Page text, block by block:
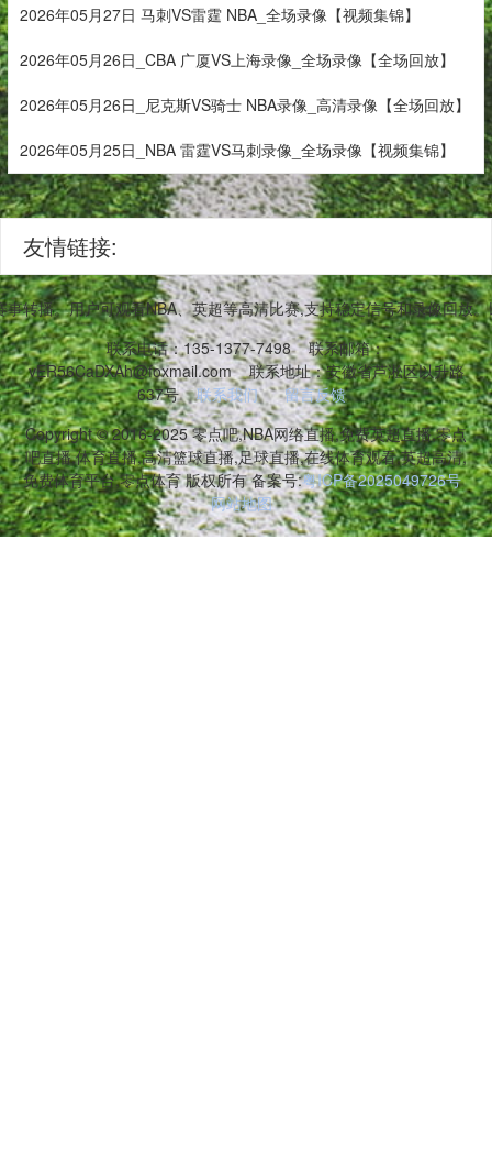
2026年05月27日 马刺VS雷霆 NBA_全场录像【视频集锦】
2026年05月26日_CBA 广厦VS上海录像_全场录像【全场回放】
2026年05月26日_尼克斯VS骑士 NBA录像_高清录像【全场回放】
2026年05月25日_NBA 雷霆VS马刺录像_全场录像【视频集锦】
友情链接:
转播。用户可观看NBA、英超等高清比赛,支持稳定信号和录像回放
联系电话：135-1377-7498
联系邮箱：
vER56CaDXAh@foxmail.com
联系地址：安徽省芦淞区以升路
637号
联系我们
留言反馈
Copyright © 2016-2025 零点吧,NBA网络直播,免费英超直播,零点
吧直播,体育直播,高清篮球直播,足球直播,在线体育观看,英超高清,
免费体育平台,零点体育 版权所有 备案号:粤ICP备2025049726号
网站地图